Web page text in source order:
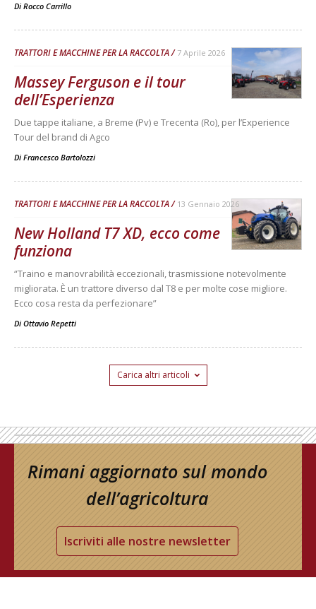
Di Rocco Carrillo
TRATTORI E MACCHINE PER LA RACCOLTA 7 Aprile 2026
Massey Ferguson e il tour
dell’Esperienza
Due tappe italiane, a Breme (Pv) e Trecenta (Ro), per l’Experience
Tour del brand di Agco
Di Francesco Bartolozzi
TRATTORI E MACCHINE PER LA RACCOLTA 13 Gennaio 2026
New Holland T7 XD, ecco come
funziona
“Traino e manovrabilità eccezionali, trasmissione notevolmente
migliorata. È un trattore diverso dal T8 e per molte cose migliore.
Ecco cosa resta da perfezionare”
Di Ottavio Repetti
Carica altri articoli
Rimani aggiornato sul mondo
dell’agricoltura
Iscriviti alle nostre newsletter